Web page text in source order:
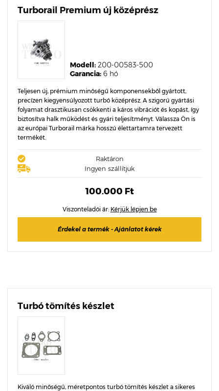
Turborail Premium új középrész
Garancia: 6 hó
Modell: 200-00583-500
Teljesen új, prémium minőségű komponensekből gyártott,
precízen kiegyensúlyozott turbó középrész. A szigorú gyártási
folyamat drasztikusan csökkenti a káros vibrációt és kopást, így
biztosítva halk működést és gyári teljesítményt. Válassza Ön is
az európai Turborail márka hosszú élettartamra tervezett
termékét.
Raktáron
Ingyen szállítjuk
100.000 Ft
Viszonteladói ár: Kérjük lépjen be
Érdekel a termék - Ajánlatot kérek
Turbó tömítés készlet
Kiváló minőségű, méretpontos turbó tömítés készlet a sikeres